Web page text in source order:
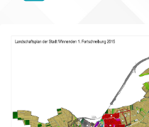
Tamamlama Gereklilikleri